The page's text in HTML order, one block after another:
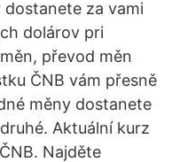
za vami
dolárov pri
převod měn
ČNB vám přesně
měny dostanete
Aktuální kurz
Najděte